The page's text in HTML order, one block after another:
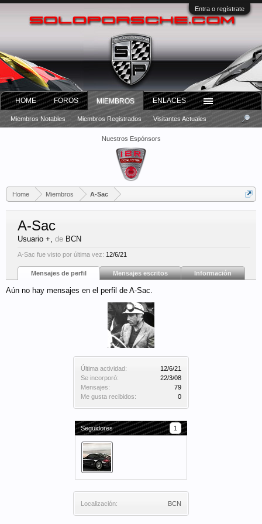
Entra o regístrate
Nuestros Espónsors
Home Miembros A-Sac
Última actividad:
12/6/21
Se incorporó:
22/3/08
Mensajes:
79
Me gusta recibidos:
0
Seguidores 1
Localización: BCN
A-Sac
Usuario +, de BCN
A-Sac fue visto por última vez: 12/6/21
Mensajes de perfil Mensajes escritos Información
Aún no hay mensajes en el perfil de A-Sac.
HOME FOROS MIEMBROS
Miembros Notables Miembros Registrados Visitantes Actuales
ENLACES